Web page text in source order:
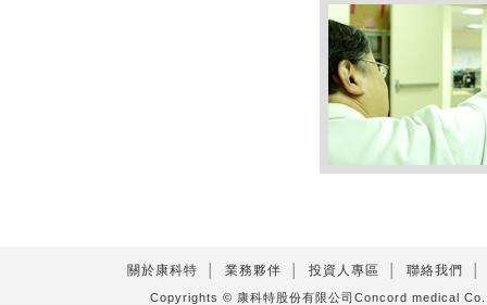
關於康科特 業務夥伴 投資人專區 聯絡我們
Copyrights © 康科特股份有限公司Concord medical